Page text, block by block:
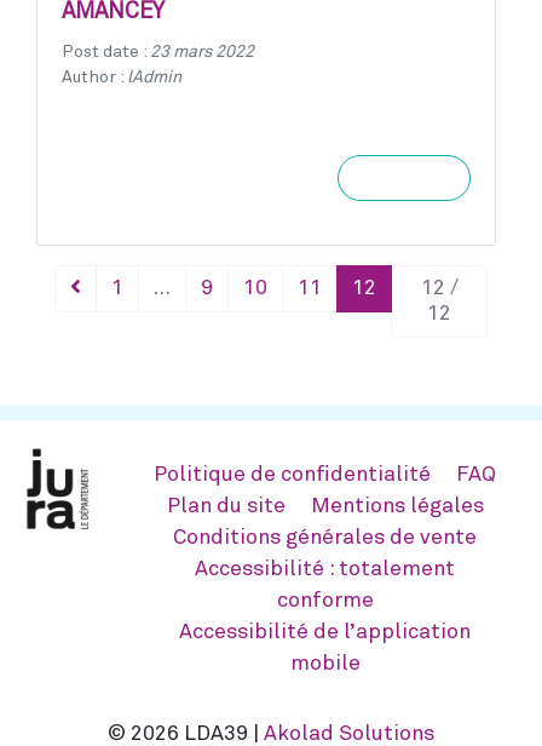
AMANCEY
Post date : 23 mars 2022
Author : lAdmin
1 … 9 10 11 12
12 /
12
Politique de confidentialité
FAQ
Plan du site
Mentions légales
Conditions générales de vente
Accessibilité : totalement
conforme
Accessibilité de l’application
mobile
© 2026 LDA39 | Akolad Solutions